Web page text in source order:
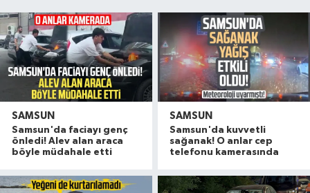
SAMSUN
Samsun'da faciayı genç
önledi! Alev alan araca
böyle müdahale etti
SAMSUN
Samsun'da kuvvetli
sağanak! O anlar cep
telefonu kamerasında